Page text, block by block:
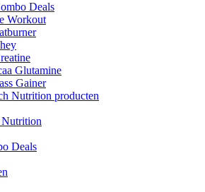
Deals
Workout
Glutamine
Gainer
Nutrition producten
Nutrition
Deals